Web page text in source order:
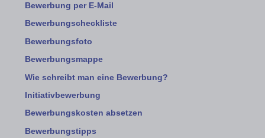
Bewerbung per E-Mail
Bewerbungscheckliste
Bewerbungsfoto
Bewerbungsmappe
Wie schreibt man eine Bewerbung?
Initiativbewerbung
Bewerbungskosten absetzen
Bewerbungstipps